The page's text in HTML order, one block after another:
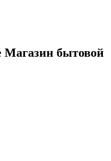
Магазин бытовой